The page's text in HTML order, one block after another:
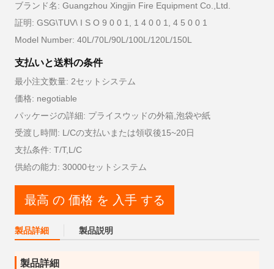
ブランド名: Guangzhou Xingjin Fire Equipment Co.,Ltd.
証明: GSG\TUV\ I S O 9 0 0 1, 1 4 0 0 1, 4 5 0 0 1
Model Number: 40L/70L/90L/100L/120L/150L
支払いと送料の条件
最小注文数量: 2セットシステム
価格: negotiable
パッケージの詳細: プライスウッドの外箱,泡袋や紙
受渡し時間: L/Cの支払いまたは領収後15~20日
支払条件: T/T,L/C
供給の能力: 30000セットシステム
最高 の 価格 を 入手 する
製品詳細 製品説明
製品詳細